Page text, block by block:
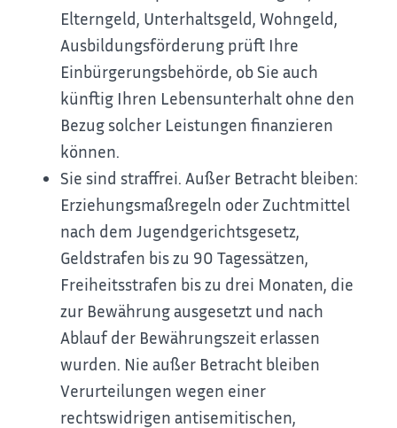
Elterngeld, Unterhaltsgeld, Wohngeld,
Ausbildungsförderung prüft Ihre
Einbürgerungsbehörde, ob Sie auch
künftig Ihren Lebensunterhalt ohne den
Bezug solcher Leistungen finanzieren
können.
Sie sind straffrei. Außer Betracht bleiben:
Erziehungsmaßregeln oder Zuchtmittel
nach dem Jugendgerichtsgesetz,
Geldstrafen bis zu 90 Tagessätzen,
Freiheitsstrafen bis zu drei Monaten, die
zur Bewährung ausgesetzt und nach
Ablauf der Bewährungszeit erlassen
wurden. Nie außer Betracht bleiben
Verurteilungen wegen einer
rechtswidrigen antisemitischen,